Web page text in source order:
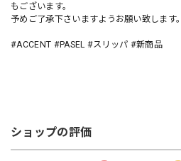
もございます。
予めご了承下さいますようお願い致します。
#ACCENT #PASEL #スリッパ #新商品
ショップの評価